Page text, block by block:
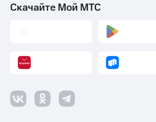
Скачайте Мой МТС